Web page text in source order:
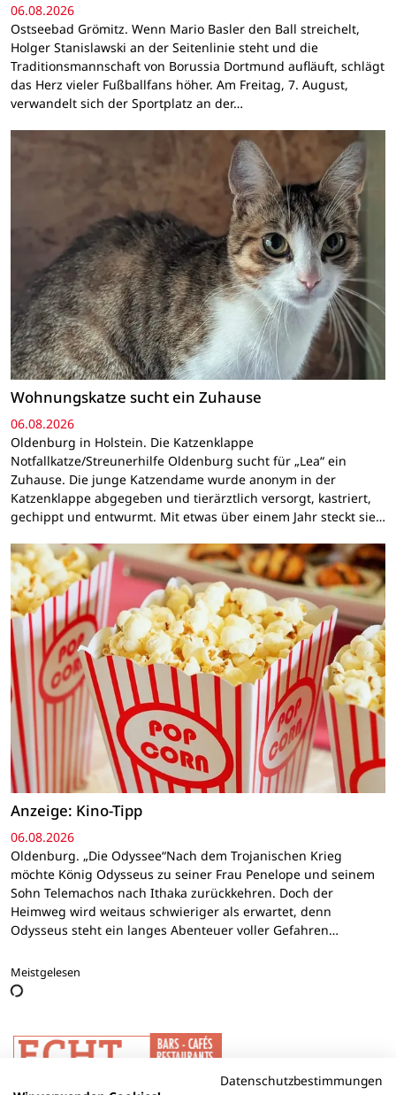
06.08.2026
Ostseebad Grömitz. Wenn Mario Basler den Ball streichelt,
Holger Stanislawski an der Seitenlinie steht und die
Traditionsmannschaft von Borussia Dortmund aufläuft, schlägt
das Herz vieler Fußballfans höher. Am Freitag, 7. August,
verwandelt sich der Sportplatz an der…
Wohnungskatze sucht ein Zuhause
06.08.2026
Oldenburg in Holstein. Die Katzenklappe
Notfallkatze/Streunerhilfe Oldenburg sucht für „Lea“ ein
Zuhause. Die junge Katzendame wurde anonym in der
Katzenklappe abgegeben und tierärztlich versorgt, kastriert,
gechippt und entwurmt. Mit etwas über einem Jahr steckt sie…
Anzeige: Kino-Tipp
06.08.2026
Oldenburg. „Die Odyssee“Nach dem Trojanischen Krieg
möchte König Odysseus zu seiner Frau Penelope und seinem
Sohn Telemachos nach Ithaka zurückkehren. Doch der
Heimweg wird weitaus schwieriger als erwartet, denn
Odysseus steht ein langes Abenteuer voller Gefahren…
Meistgelesen
Datenschutzbestimmungen